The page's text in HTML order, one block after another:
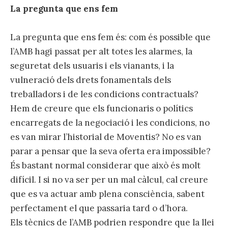
La pregunta que ens fem
La pregunta que ens fem és: com és possible que
l’AMB hagi passat per alt totes les alarmes, la
seguretat dels usuaris i els vianants, i la
vulneració dels drets fonamentals dels
treballadors i de les condicions contractuals?
Hem de creure que els funcionaris o polítics
encarregats de la negociació i les condicions, no
es van mirar l’historial de Moventis? No es van
parar a pensar que la seva oferta era impossible?
És bastant normal considerar que això és molt
difícil. I si no va ser per un mal càlcul, cal creure
que es va actuar amb plena consciència, sabent
perfectament el que passaria tard o d’hora.
Els tècnics de l’AMB podrien respondre que la llei